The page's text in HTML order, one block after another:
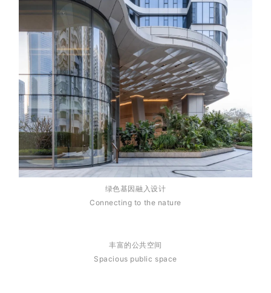
绿色基因融入设计
Connecting to the nature
丰富的公共空间
Spacious public space